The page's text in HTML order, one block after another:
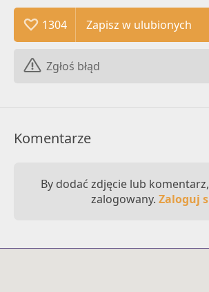
1304
Zgłoś błąd
Komentarze
By dodać zdjęcie lub
zalogowany. Zaloguj